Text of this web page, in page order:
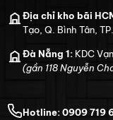
Địa chỉ kho bãi
Tạo, Q. Bình Tân,
Đà Nẵng 1: KDC
(gần 118 Nguyễn
Hotline:0909 719